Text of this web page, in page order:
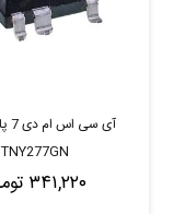
TNY277GN
۳۴۱,۲۲۰ تومان